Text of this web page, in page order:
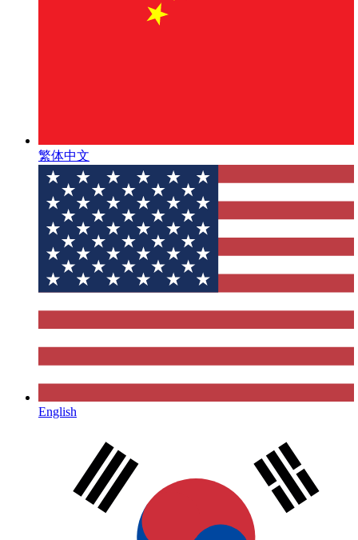
繁体中文
English